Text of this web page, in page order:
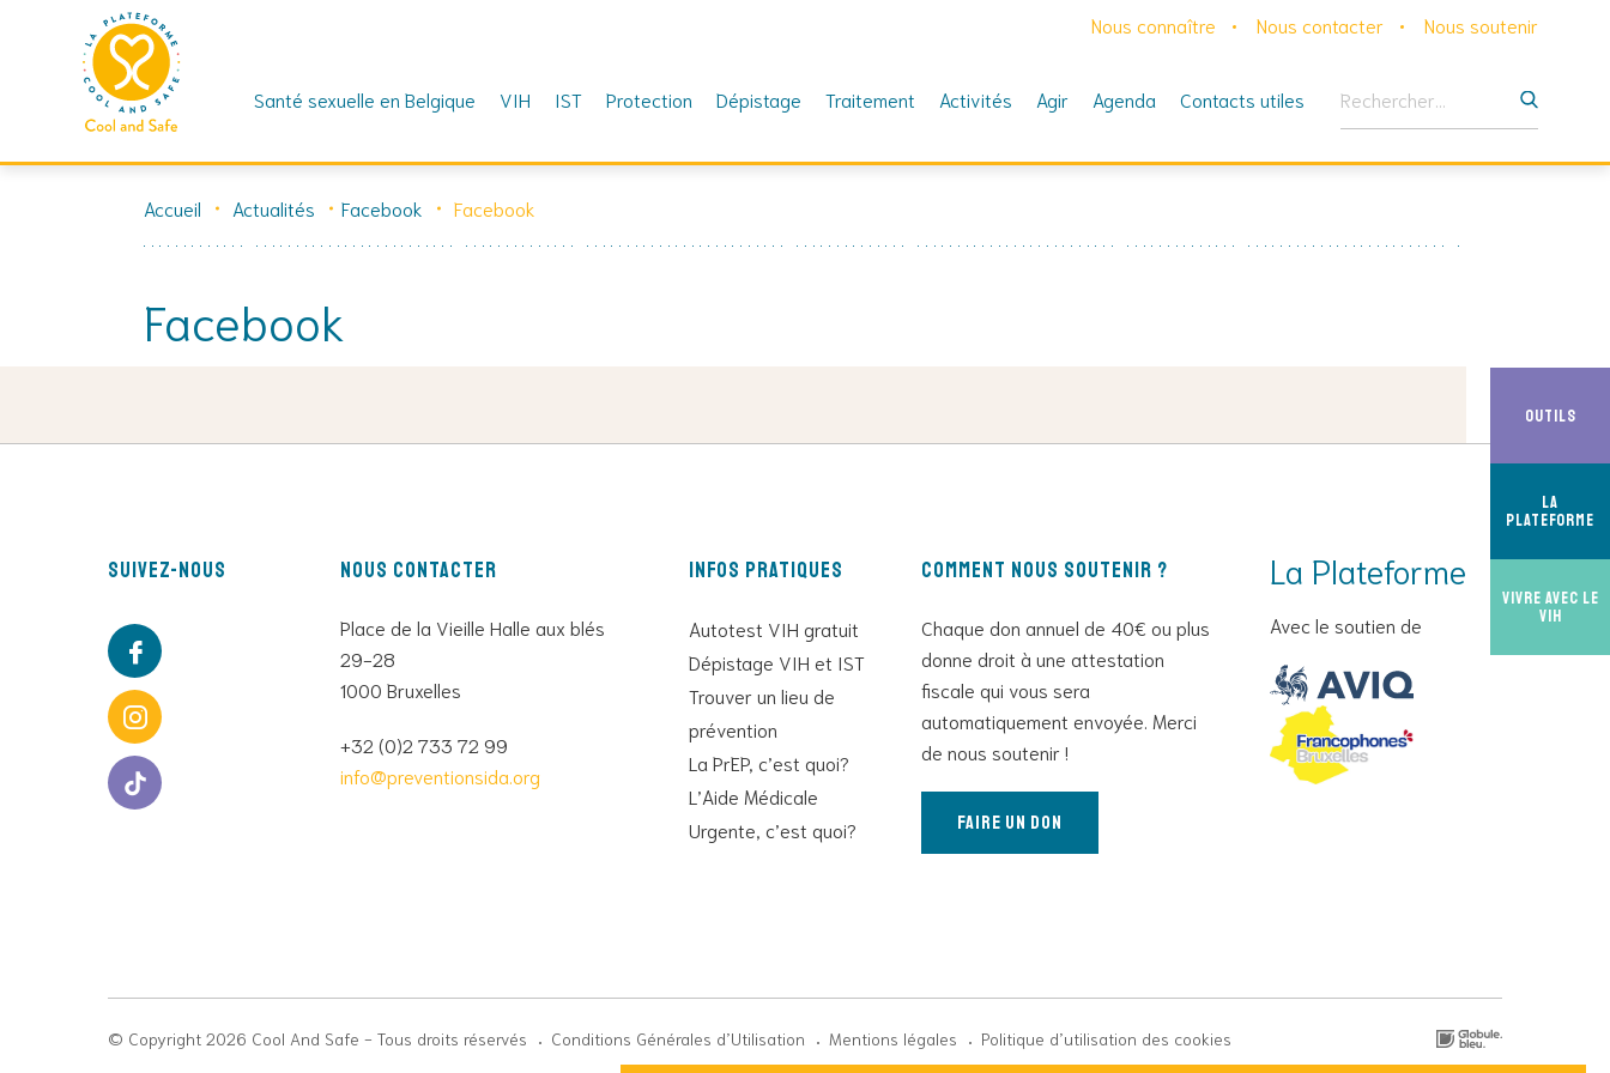
Skip
Nous connaître Nous contacter Nous soutenir
Santé sexuelle en Belgique VIH IST Protection Dépistage Traitement Activités Agir Agenda Contacts utiles
Outils
La
Plateforme
Vivre avec le
VIH
Accueil Actualités Facebook Facebook
Facebook
Suivez-nous Nous contacter
Place de la Vieille Halle aux blés
29-28
1000 Bruxelles
+32 (0)2 733 72 99
info@preventionsida.org
Infos pratiques
Autotest VIH gratuit
Dépistage VIH et IST
Trouver un lieu de
prévention
La PrEP, c’est quoi?
L’Aide Médicale
Urgente, c’est quoi?
Comment nous soutenir ?
Chaque don annuel de 40€ ou plus
donne droit à une attestation
fiscale qui vous sera
automatiquement envoyée. Merci
de nous soutenir !
Faire un don
La Plateforme
Avec le soutien de
© Copyright 2026 Cool And Safe - Tous droits réservés Conditions Générales d’Utilisation Mentions légales Politique d’utilisation des cookies